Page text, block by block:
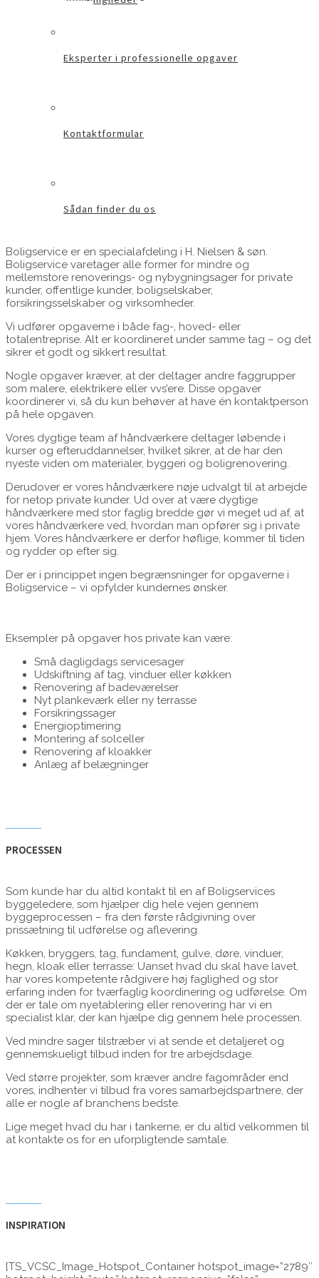
Eksperter i professionelle opgaver
Kontaktformular
Sådan finder du os
Boligservice er en specialafdeling i H. Nielsen & søn.
Boligservice varetager alle former for mindre og
mellemstore renoverings- og nybygningsager for private
kunder, offentlige kunder, boligselskaber,
forsikringsselskaber og virksomheder.
Vi udfører opgaverne i både fag-, hoved- eller
totalentreprise. Alt er koordineret under samme tag – og det
sikrer et godt og sikkert resultat.
Nogle opgaver kræver, at der deltager andre faggrupper
som malere, elektrikere eller vvs’ere. Disse opgaver
koordinerer vi, så du kun behøver at have én kontaktperson
på hele opgaven.
Vores dygtige team af håndværkere deltager løbende i
kurser og efteruddannelser, hvilket sikrer, at de har den
nyeste viden om materialer, byggeri og boligrenovering.
Derudover er vores håndværkere nøje udvalgt til at arbejde
for netop private kunder. Ud over at være dygtige
håndværkere med stor faglig bredde gør vi meget ud af, at
vores håndværkere ved, hvordan man opfører sig i private
hjem. Vores håndværkere er derfor høflige, kommer til tiden
og rydder op efter sig.
Der er i princippet ingen begrænsninger for opgaverne i
Boligservice – vi opfylder kundernes ønsker.
Eksempler på opgaver hos private kan være:
Små dagligdags servicesager
Udskiftning af tag, vinduer eller køkken
Renovering af badeværelser
Nyt plankeværk eller ny terrasse
Forsikringssager
Energioptimering
Montering af solceller
Renovering af kloakker
Anlæg af belægninger
PROCESSEN
Som kunde har du altid kontakt til en af Boligservices
byggeledere, som hjælper dig hele vejen gennem
byggeprocessen – fra den første rådgivning over
prissætning til udførelse og aflevering.
Køkken, bryggers, tag, fundament, gulve, døre, vinduer,
hegn, kloak eller terrasse: Uanset hvad du skal have lavet,
har vores kompetente rådgivere høj faglighed og stor
erfaring inden for tværfaglig koordinering og udførelse. Om
der er tale om nyetablering eller renovering har vi en
specialist klar, der kan hjælpe dig gennem hele processen.
Ved mindre sager tilstræber vi at sende et detaljeret og
gennemskueligt tilbud inden for tre arbejdsdage.
Ved større projekter, som kræver andre fagområder end
vores, indhenter vi tilbud fra vores samarbejdspartnere, der
alle er nogle af branchens bedste.
Lige meget hvad du har i tankerne, er du altid velkommen til
at kontakte os for en uforpligtende samtale.
INSPIRATION
[TS_VCSC_Image_Hotspot_Container hotspot_image=”2789″